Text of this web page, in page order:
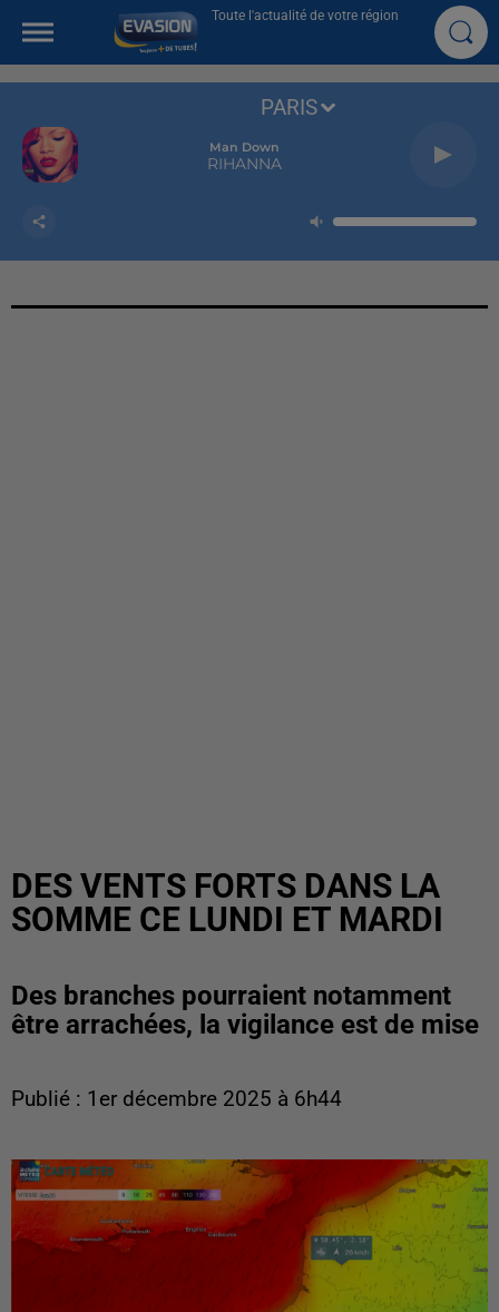
Toute l'actualité de votre région
Man Down
RIHANNA
PARIS
DES VENTS FORTS DANS LA
SOMME CE LUNDI ET MARDI
Des branches pourraient notamment
être arrachées, la vigilance est de mise
Publié : 1er décembre 2025 à 6h44